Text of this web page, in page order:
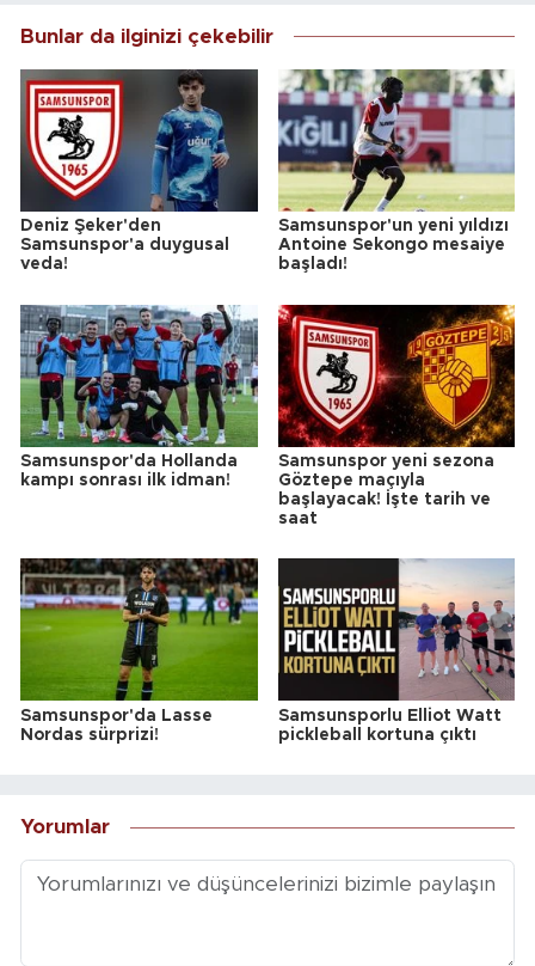
Bunlar da ilginizi çekebilir
Deniz Şeker'den
Samsunspor'a duygusal
veda!
Samsunspor'un yeni yıldızı
Antoine Sekongo mesaiye
başladı!
Samsunspor'da Hollanda
kampı sonrası ilk idman!
Samsunspor yeni sezona
Göztepe maçıyla
başlayacak! İşte tarih ve
saat
Samsunspor'da Lasse
Nordas sürprizi!
Samsunsporlu Elliot Watt
pickleball kortuna çıktı
Yorumlar